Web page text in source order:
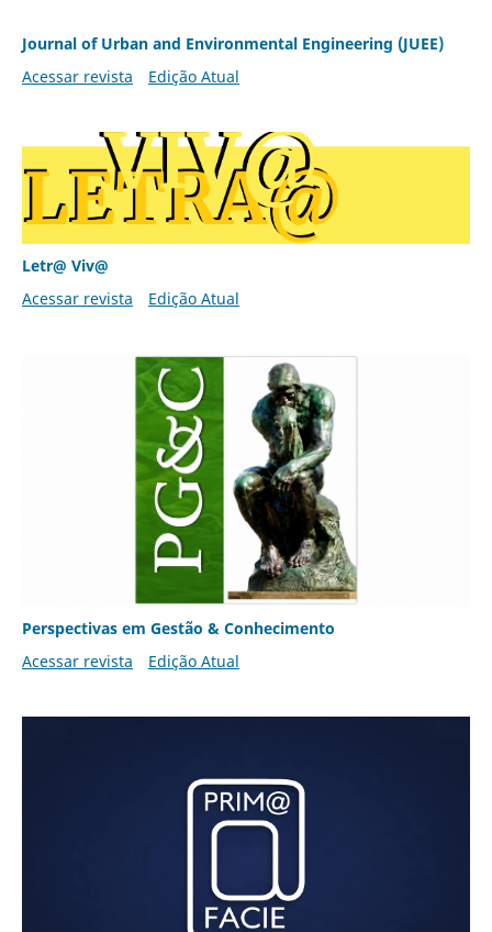
Journal of Urban and Environmental Engineering (JUEE)
Acessar revista
Edição Atual
Letr@ Viv@
Acessar revista
Edição Atual
Perspectivas em Gestão & Conhecimento
Acessar revista
Edição Atual